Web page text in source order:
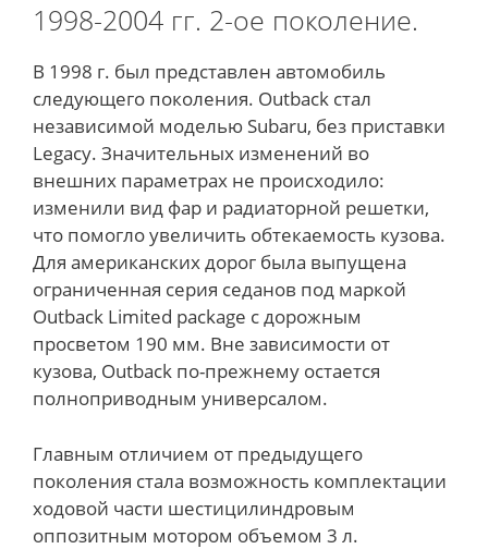
1998-2004 гг. 2-ое поколение.
В 1998 г. был представлен автомобиль
следующего поколения. Outback стал
независимой моделью Subaru, без приставки
Legacy. Значительных изменений во
внешних параметрах не происходило:
изменили вид фар и радиаторной решетки,
что помогло увеличить обтекаемость кузова.
Для американских дорог была выпущена
ограниченная серия седанов под маркой
Outback Limited package с дорожным
просветом 190 мм. Вне зависимости от
кузова, Outback по-прежнему остается
полноприводным универсалом.
Главным отличием от предыдущего
поколения стала возможность комплектации
ходовой части шестицилиндровым
оппозитным мотором объемом 3 л.